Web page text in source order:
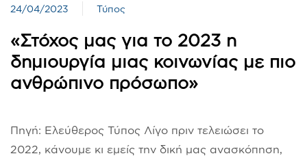
24/04/2023 Τύπος
«Στόχος μας για το 2023 η
δημιουργία μιας κοινωνίας με πιο
ανθρώπινο πρόσωπο»
Πηγή: Ελεύθερος Τύπος Λίγο πριν τελειώσει το
2022, κάνουμε κι εμείς την δική μας ανασκόπηση,